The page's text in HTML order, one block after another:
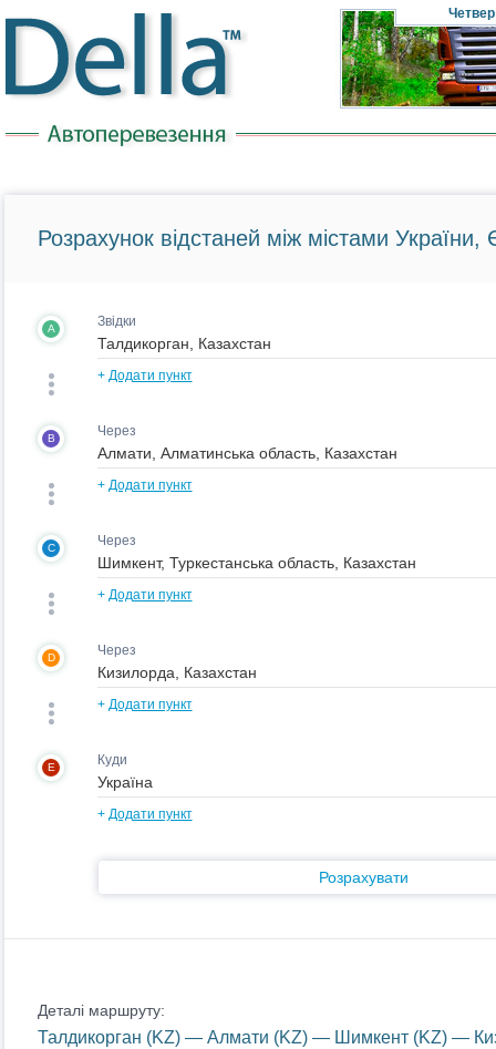
Четвер
Розрахунок відстаней між містами України,
A Звідки
+ Додати пункт
B Через
+ Додати пункт
C Через
+ Додати пункт
D Через
+ Додати пункт
E Куди
+ Додати пункт
Розрахувати
Деталі маршруту:
Талдикорган (KZ) — Алмати (KZ) — Шимкент (KZ) —